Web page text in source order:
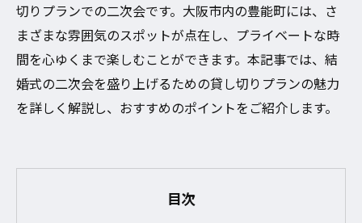
切りプランでの二次会です。大阪市内の豊能町には、さ
まざまな雰囲気のスポットが点在し、プライベートな時
間を心ゆくまで楽しむことができます。本記事では、結
婚式の二次会を盛り上げるための貸し切りプランの魅力
を詳しく解説し、おすすめのポイントをご紹介します。
目次